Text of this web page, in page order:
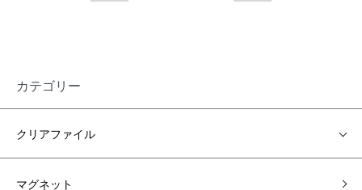
カテゴリー
クリアファイル
マグネット